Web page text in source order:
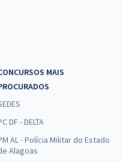
MAIS
DF - DELTA
AL - Polícia Militar do Estado
Alagoas